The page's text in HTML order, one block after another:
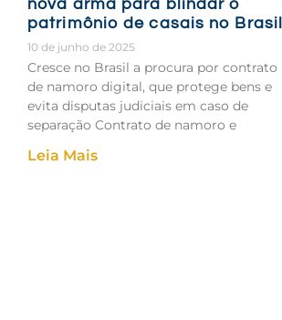
nova arma para blindar o
patrimônio de casais no Brasil
10 de junho de 2025
Cresce no Brasil a procura por contrato
de namoro digital, que protege bens e
evita disputas judiciais em caso de
separação Contrato de namoro e
Leia Mais